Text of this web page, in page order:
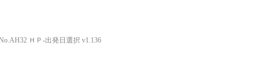
ＨＰ-出発日選択 v1.136